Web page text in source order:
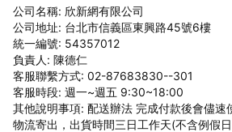
公司名稱: 欣新網有限公司
公司地址: 台北市信義區東興路45號6樓
統一編號: 54357012
負責人: 陳德仁
客服聯繫方式: 02-87683830--301
客服時段: 週一~週五 9:30~18:00
其他說明事項: 配送辦法 完成付款後會儘速
物流寄出，出貨時間三日工作天(不含例假